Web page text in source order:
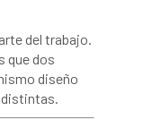
del trabajo.
que dos
diseño
distintas.